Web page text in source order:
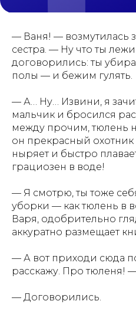
— Ваня! — возмутилась
сестра. — Ну что ты
договорились: ты
полы — и бежим гулять.
— А… Ну… Извини, я
мальчик и бросился
между прочим, тюлень
он прекрасный
ныряет и быстро
грациозен в воде!
— Я смотрю, ты тоже
уборки — как тюлень в
Варя, одобрительно
аккуратно размещает
— А вот приходи сюда
расскажу. Про тюленя!
— Договорились.